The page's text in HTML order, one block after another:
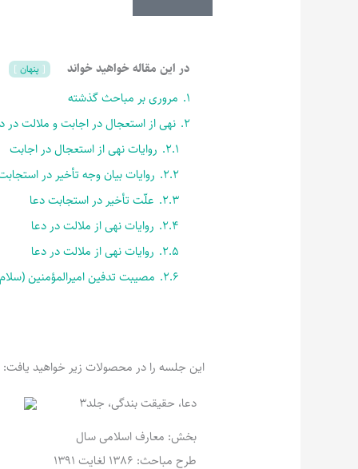
در این مقاله خواهید خواند پنهان
1. مروری بر مباحث گذشته
2. نهی از استعجال در اجابت و ملالت در
2.1. روایات نهی از استعجال در اجابت
2.2. روایات بیان وجه تأخیر در
2.3. علّت تأخیر در استجابت دعا
2.4. روایات نهی از ملالت در دعا
2.5. روایات نهی از ملالت در دعا
2.6. مصیبت تدفین امیرالمؤمنین
این جلسه را در محصولات زیر خواهید یافت:
دعا، حقیقت بندگی، جلد3
بخش: معارف اسلامی سال
طرح مباحث: 1386 لغایت 1391